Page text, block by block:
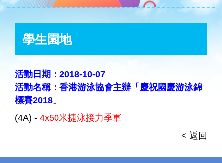
學生園地
活動日期：2018-10-07
活動名稱：香港游泳協會主辦「慶祝國慶游泳錦
標賽2018」
(4A) - 4x50米捷泳接力季軍
< 返回